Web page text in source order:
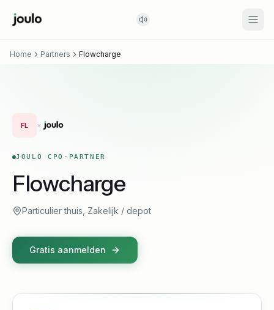
Home Partners Flowcharge
FL ×
JOULO CPO-PARTNER
Flowcharge
Particulier thuis, Zakelijk / depot
Gratis aanmelden